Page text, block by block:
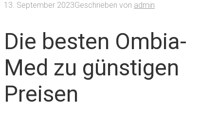
13. September 2023Geschrieben von admin
Die besten Ombia-
Med zu günstigen
Preisen